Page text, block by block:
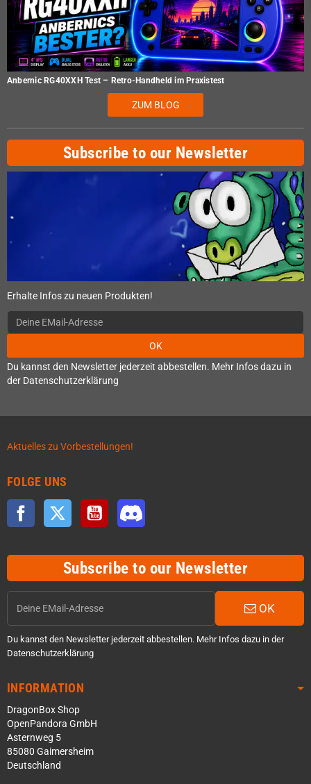
Anbernic RG40XXH Test – Retro-Handheld im Praxistest
ZUM BLOG
Subscribe to our Newsletter
Erhalte Infos zu neuen Produkten!
OK
Du kannst den Newsletter jederzeit abbestellen. Mehr Infos dazu in
der Datenschutzerklärung
Aktuelles zu Vorbestellungen!
FOLGE UNS
Facebook Twitter YouTube
Subscribe to our Newsletter
OK
Du kannst den Newsletter jederzeit abbestellen. Mehr Infos dazu in der
Datenschutzerklärung
INFORMATION
DragonBox Shop
OpenPandora GmbH
Asternweg 5
85080 Gaimersheim
Deutschland